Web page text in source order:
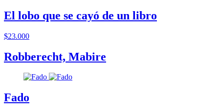
El lobo que se cayó de un libro
$23.000
Robberecht, Mabire
Fado